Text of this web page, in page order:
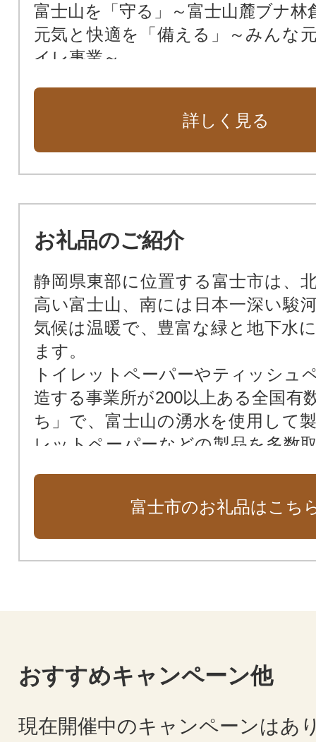
富士山を「守る」～富士山麓ブナ林
元気と快適を「備える」～みんな
イレ事業～
富士のまちで「涼む」～富士まつ
業～
富士のまちを「彩る」～バラいっ
一人ひとりに「寄り添う」～ユニ
全駅から「富士山が望める」地方
車応援事業〜
子育て支援など 市政全般の事業
詳しく見る
お礼品のご紹介
静岡県東部に位置する富士市は、
高い富士山、南には日本一深い駿
気候は温暖で、豊富な緑と地下水
ます。
トイレットペーパーやティッシュ
造する事業所が200以上ある全国有
ち」で、富士山の湧水を使用して
レットペーパーなどの製品を多数
の幸、富士市の景観を満喫できる
体験スポットも充実しています。
の魅力を感じられる特産品をぜ
富士市のお礼品はこち
おすすめキャンペーン他
現在開催中のキャンペーンはあ